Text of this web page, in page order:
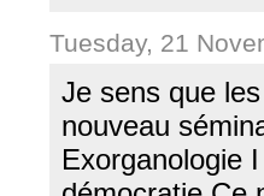
Tuesday, 21
Je sens que
nouveau
Exorganologie